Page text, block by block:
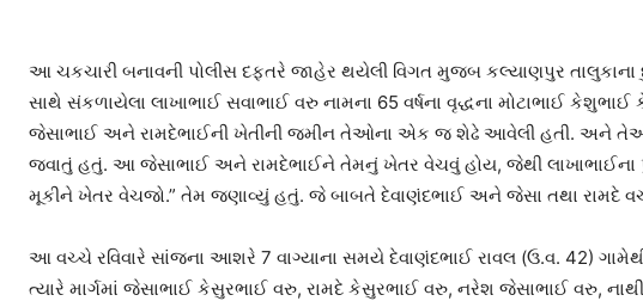
આ ચકચારી બનાવની પોલીસ દફતરે જાહેર થયેલી વિગત મુજબ કલ્યાણપુર તાલુકાના
સાથે સંકળાયેલા લાખાભાઈ સવાભાઈ વરુ નામના 65 વર્ષના વૃદ્ધના મોટાભાઈ
જેસાભાઈ અને રામદેભાઈની ખેતીની જમીન તેઓના એક જ શેઢે આવેલી હતી. અને
જવાતું હતું. આ જેસાભાઈ અને રામદેભાઈને તેમનું ખેતર વેચવું હોય, જેથી લાખાભાઈના
મૂકીને ખેતર વેચજો.” તેમ જણાવ્યું હતું. જે બાબતે દેવાણંદભાઈ અને જેસા તથા રામદે
આ વચ્ચે રવિવારે સાંજના આશરે 7 વાગ્યાના સમયે દેવાણંદભાઈ રાવલ (ઉ.વ. 42)
ત્યારે માર્ગમાં જેસાભાઈ કેસુરભાઈ વરુ, રામદે કેસુરભાઈ વરુ, નરેશ જેસાભાઈ વરુ,